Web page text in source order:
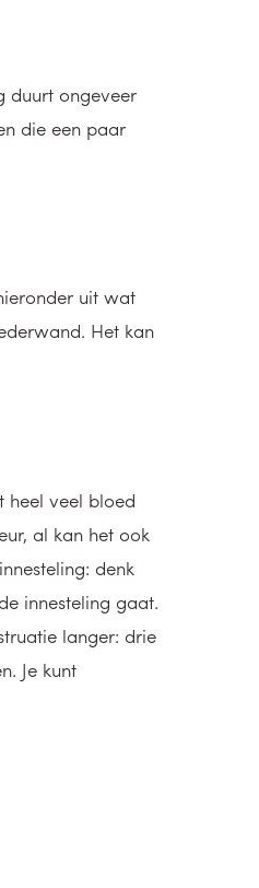
duurt ongeveer
die een paar
uit wat
Het kan
heel veel bloed
al kan het ook
denk
innesteling gaat.
langer: drie
Je kunt